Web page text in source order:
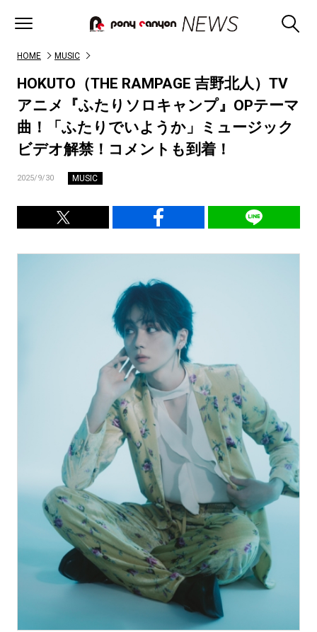
HOME MUSIC
HOKUTO（THE RAMPAGE 吉野北人）TV
アニメ『ふたりソロキャンプ』OPテーマ
曲！「ふたりでいようか」ミュージック
ビデオ解禁！コメントも到着！
2025/9/30 MUSIC